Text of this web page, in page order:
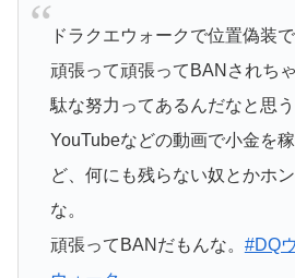
ドラクエウォークで位置偽装
頑張って頑張ってBANされち
駄な努力ってあるんだなと思う
YouTubeなどの動画で小金を
ど、何にも残らない奴とかホ
な。
頑張ってBANだもんな。 #DQ